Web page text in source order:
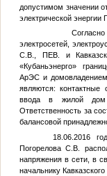
допустимом значении
электрической энергии
Согласно
электросетей,
С.В.,
ПЕВ. и
«Кубаньэнерго»
АрЭС и
являются: контактные
ввода в жилой дом
Ответственность за
балансовой
18.06.2016
Погорелова С.В.
напряжения в сети, в
начальнику